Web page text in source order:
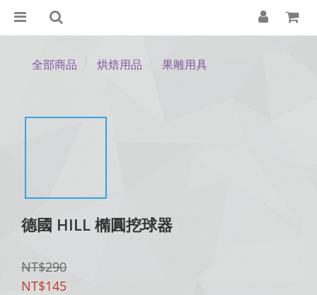
全部商品 烘焙用品 果雕用具
德國 HILL 橢圓挖球器
NT$290
NT$145